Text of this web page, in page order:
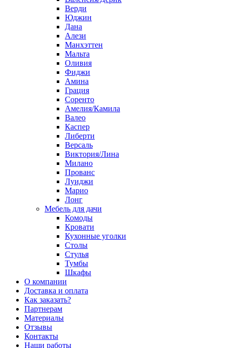
Верди
Юджин
Дана
Алези
Манхэттен
Мальта
Оливия
Фиджи
Амина
Грация
Соренто
Амелия/Камила
Валео
Каспер
Либерти
Версаль
Виктория/Лина
Милано
Прованс
Луиджи
Марио
Лонг
Мебель для дачи
Комоды
Кровати
Кухонные уголки
Столы
Стулья
Тумбы
Шкафы
О компании
Доставка и оплата
Как заказать?
Партнерам
Материалы
Отзывы
Контакты
Наши работы